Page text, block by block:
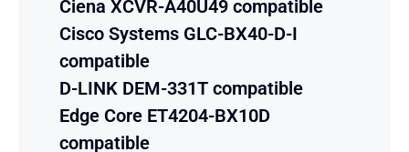
Ciena XCVR-A40U49 compatible
Cisco Systems GLC-BX40-D-I
compatible
D-LINK DEM-331T compatible
Edge Core ET4204-BX10D
compatible